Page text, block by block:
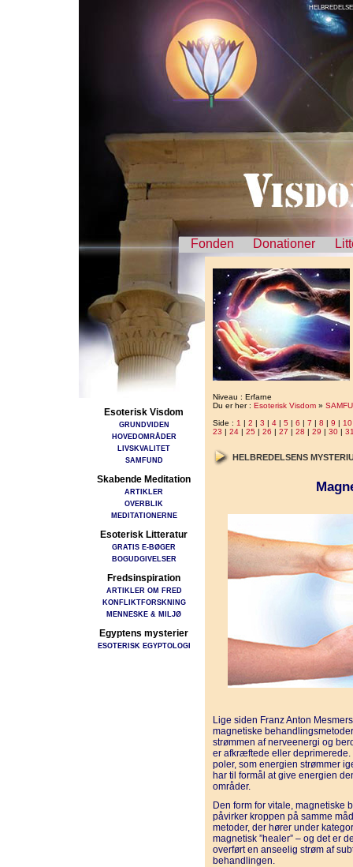
Fonden Donationer
Esoterisk Visdom
GRUNDVIDEN
HOVEDOMRÅDER
LIVSKVALITET
SAMFUND
Skabende Meditation
ARTIKLER
OVERBLIK
MEDITATIONERNE
Esoterisk Litteratur
GRATIS E-BØGER
BOGUDGIVELSER
Fredsinspiration
ARTIKLER OM FRED
KONFLIKTFORSKNING
MENNESKE & MILJØ
Egyptens mysterier
ESOTERISK EGYPTOLOGI
Niveau : Erfarne
Du er her : Esoterisk Visdom »
Side : 1 | 2 | 3 | 4 | 5 | 6 | 7 | 8 | 9 | 10
23 | 24 | 25 | 26 | 27 | 28 | 29 | 30 |
HELBREDELSENS
Lige siden Franz Anton
magnetiske
strømmen af nerveenergi og
er afkræftede eller
poler, som energien strømmer
har til formål at give energien
områder.
Den form for vitale, magnetiske
påvirker kroppen på samme
metoder, der hører under
magnetisk ”healer” – og det er
overført en anseelig strøm af
behandlingen.